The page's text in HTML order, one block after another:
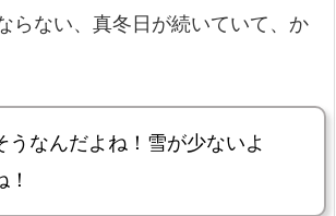
らない、真冬日が続いていて、か
うなんだよね！雪が少ないよ
！